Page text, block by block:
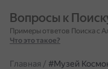
Вопросы к
Примеры ответов Поиска с
Что это такое?
Главная / #Музей